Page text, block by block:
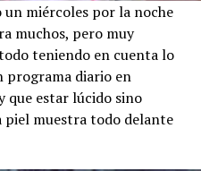
un miércoles por la noche
muchos, pero muy
teniendo en cuenta lo
programa diario en
que estar lúcido sino
piel muestra todo delante